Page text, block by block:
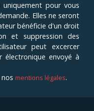
pour vous
Elles ne seront
bénéficie d'un droit
et suppression des
peut excercer
électronique envoyé à
mentions légales.